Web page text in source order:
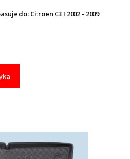
do: Citroen C3 I 2002 - 2009